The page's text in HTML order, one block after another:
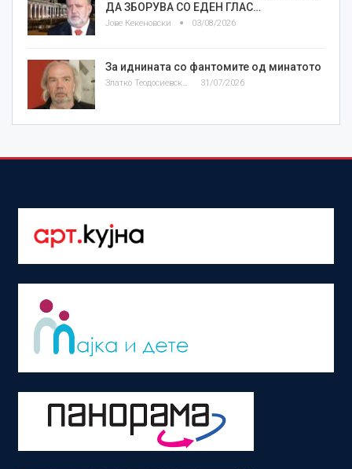
ДА ЗБОРУВА СО ЕДЕН ГЛАС…
Јове Кекеновски 03/08/2026
За иднината со фантомите од минатото
Златко Теодосиевски 31/07/2026